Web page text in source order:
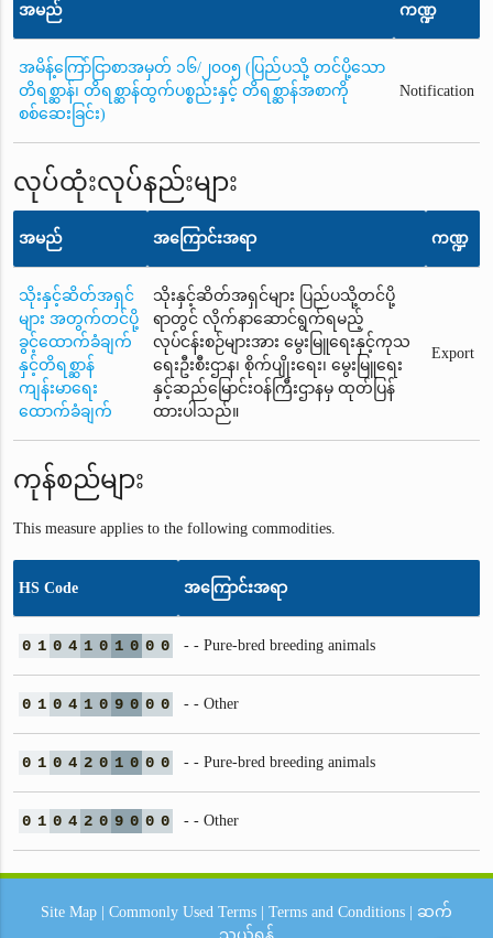
အမည် ကဏ္ဍ
အမိန့်ကြော်ငြာစာအမှတ် ၁၆/၂၀၀၅ (ပြည်ပသို့ တင်ပို့သော
တိရစ္ဆာန်၊ တိရစ္ဆာန်ထွက်ပစ္စည်းနှင့် တိရစ္ဆာန်အစာကို
စစ်ဆေးခြင်း)
Notification
လုပ်ထုံးလုပ်နည်းများ
အမည် အကြောင်းအရာ ကဏ္ဍ
သိုးနှင့်ဆိတ်အရှင်
များ အတွက်တင်ပို့
ခွင့်ထောက်ခံချက်
နှင့်တိရစ္ဆာန်
ကျန်းမာရေး
ထောက်ခံချက်
သိုးနှင့်ဆိတ်အရှင်များ ပြည်ပသို့တင်ပို့
ရာတွင် လိုက်နာ‌ဆောင်ရွက်ရမည့်
လုပ်ငန်းစဉ်များအား မွေးမြူရေးနှင့်ကုသ
ရေးဦးစီးဌာန၊ စိုက်ပျိုးရေး၊ မွေးမြူရေး
နှင့်ဆည်မြောင်းဝန်ကြီးဌာနမှ ထုတ်ပြန်
ထားပါသည်။
Export
ကုန်စည်များ
This measure applies to the following commodities.
HS Code အကြောင်းအရာ
0 1 0 4 1 0 1 0 0 0 - - Pure-bred breeding animals
0 1 0 4 1 0 9 0 0 0 - - Other
0 1 0 4 2 0 1 0 0 0 - - Pure-bred breeding animals
0 1 0 4 2 0 9 0 0 0 - - Other
Site Map Commonly Used Terms Terms and Conditions
ဆက်